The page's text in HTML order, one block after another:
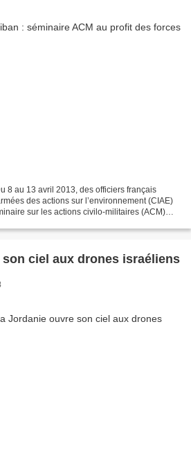
8 au 13 avril 2013, des officiers français
des actions sur l’environnement (CIAE)
sur les actions civilo-militaires (ACM)
ciel aux drones israéliens